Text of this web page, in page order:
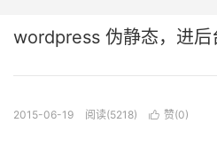
wordpress 伪静态，进
2015-06-19 阅读(5218)  赞(0)